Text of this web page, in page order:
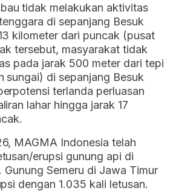
tidak melakukan aktivitas
di sepanjang Besuk
kilometer dari puncak (pusat
tersebut, masyarakat tidak
pada jarak 500 meter dari tepi
sungai) di sepanjang Besuk
terlanda perluasan
lahar hingga jarak 17
MAGMA Indonesia telah
erupsi gunung api di
Gunung Semeru di Jawa Timur
dengan 1.035 kali letusan.